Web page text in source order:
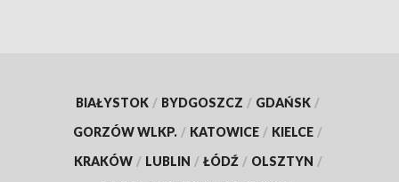
BIAŁYSTOK / BYDGOSZCZ / GDAŃSK /
GORZÓW WLKP. / KATOWICE / KIELCE /
KRAKÓW / LUBLIN / ŁÓDŹ / OLSZTYN /